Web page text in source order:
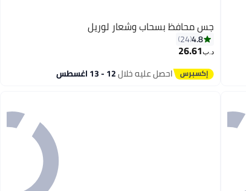
جس محافظ بسحاب وشعار لوريل
4.8
24
د.ب‏26.61
احصل عليه خلال12 - 13 اغسطس